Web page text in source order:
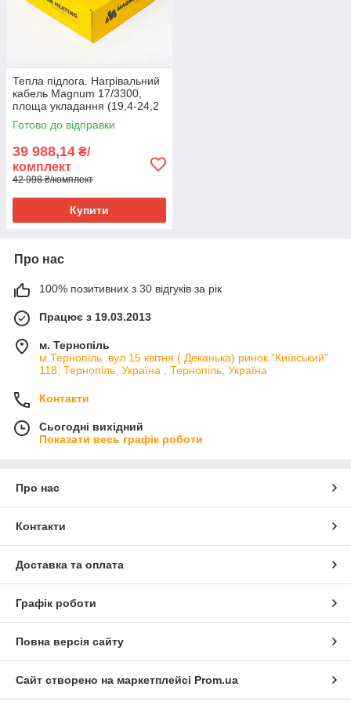
Тепла підлога. Нагрівальний
кабель Magnum 17/3300,
площа укладання (19,4-24,2
м2)
Готово до відправки
39 988,14 ₴/
комплект
42 998 ₴/комплект
Купити
Про нас
100% позитивних з 30 відгуків за рік
Працює з 19.03.2013
м. Тернопіль
м.Тернопіль .вул 15 квітня ( Деканька) ринок "Київський"
118, Тернопіль, Україна , Тернопіль, Україна
Контакти
Сьогодні вихідний
Показати весь графік роботи
Про нас
Контакти
Доставка та оплата
Графік роботи
Повна версія сайту
Сайт створено на маркетплейсі Prom.ua